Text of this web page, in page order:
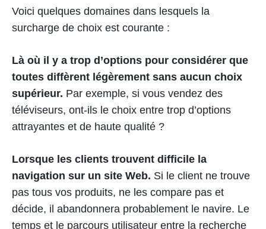
Voici quelques domaines dans lesquels la
surcharge de choix est courante :
Là où il y a trop d’options pour considérer que
toutes diffèrent légèrement sans aucun choix
supérieur. Par exemple, si vous vendez des
téléviseurs, ont-ils le choix entre trop d’options
attrayantes et de haute qualité ?
Lorsque les clients trouvent difficile la
navigation sur un site Web. Si le client ne trouve
pas tous vos produits, ne les compare pas et
décide, il abandonnera probablement le navire. Le
temps et le parcours utilisateur entre la recherche